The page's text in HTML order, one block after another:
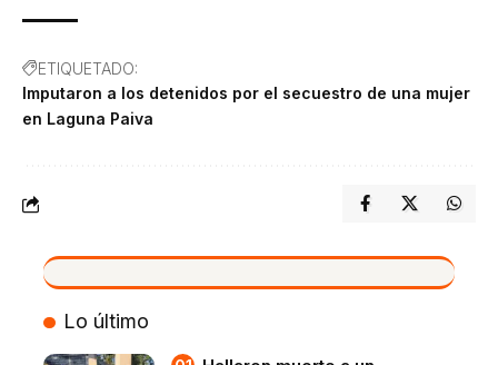
ETIQUETADO:
Imputaron a los detenidos por el secuestro de una mujer
en Laguna Paiva
VIVO
Lo último